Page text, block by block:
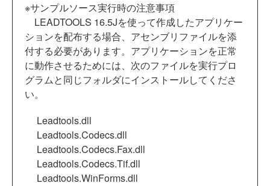
※サンプルソース実行時の注意事項
LEADTOOLS 16.5Jを使って作成したアプリケー
ションを配布する場合、アセンブリファイルを添
付する必要があります。アプリケーションを正常
に動作させるためには、次のファイルを実行プロ
グラムと同じフォルダにインストールしてくださ
い。
Leadtools.dll
Leadtools.Codecs.dll
Leadtools.Codecs.Fax.dll
Leadtools.Codecs.Tif.dll
Leadtools.WinForms.dll